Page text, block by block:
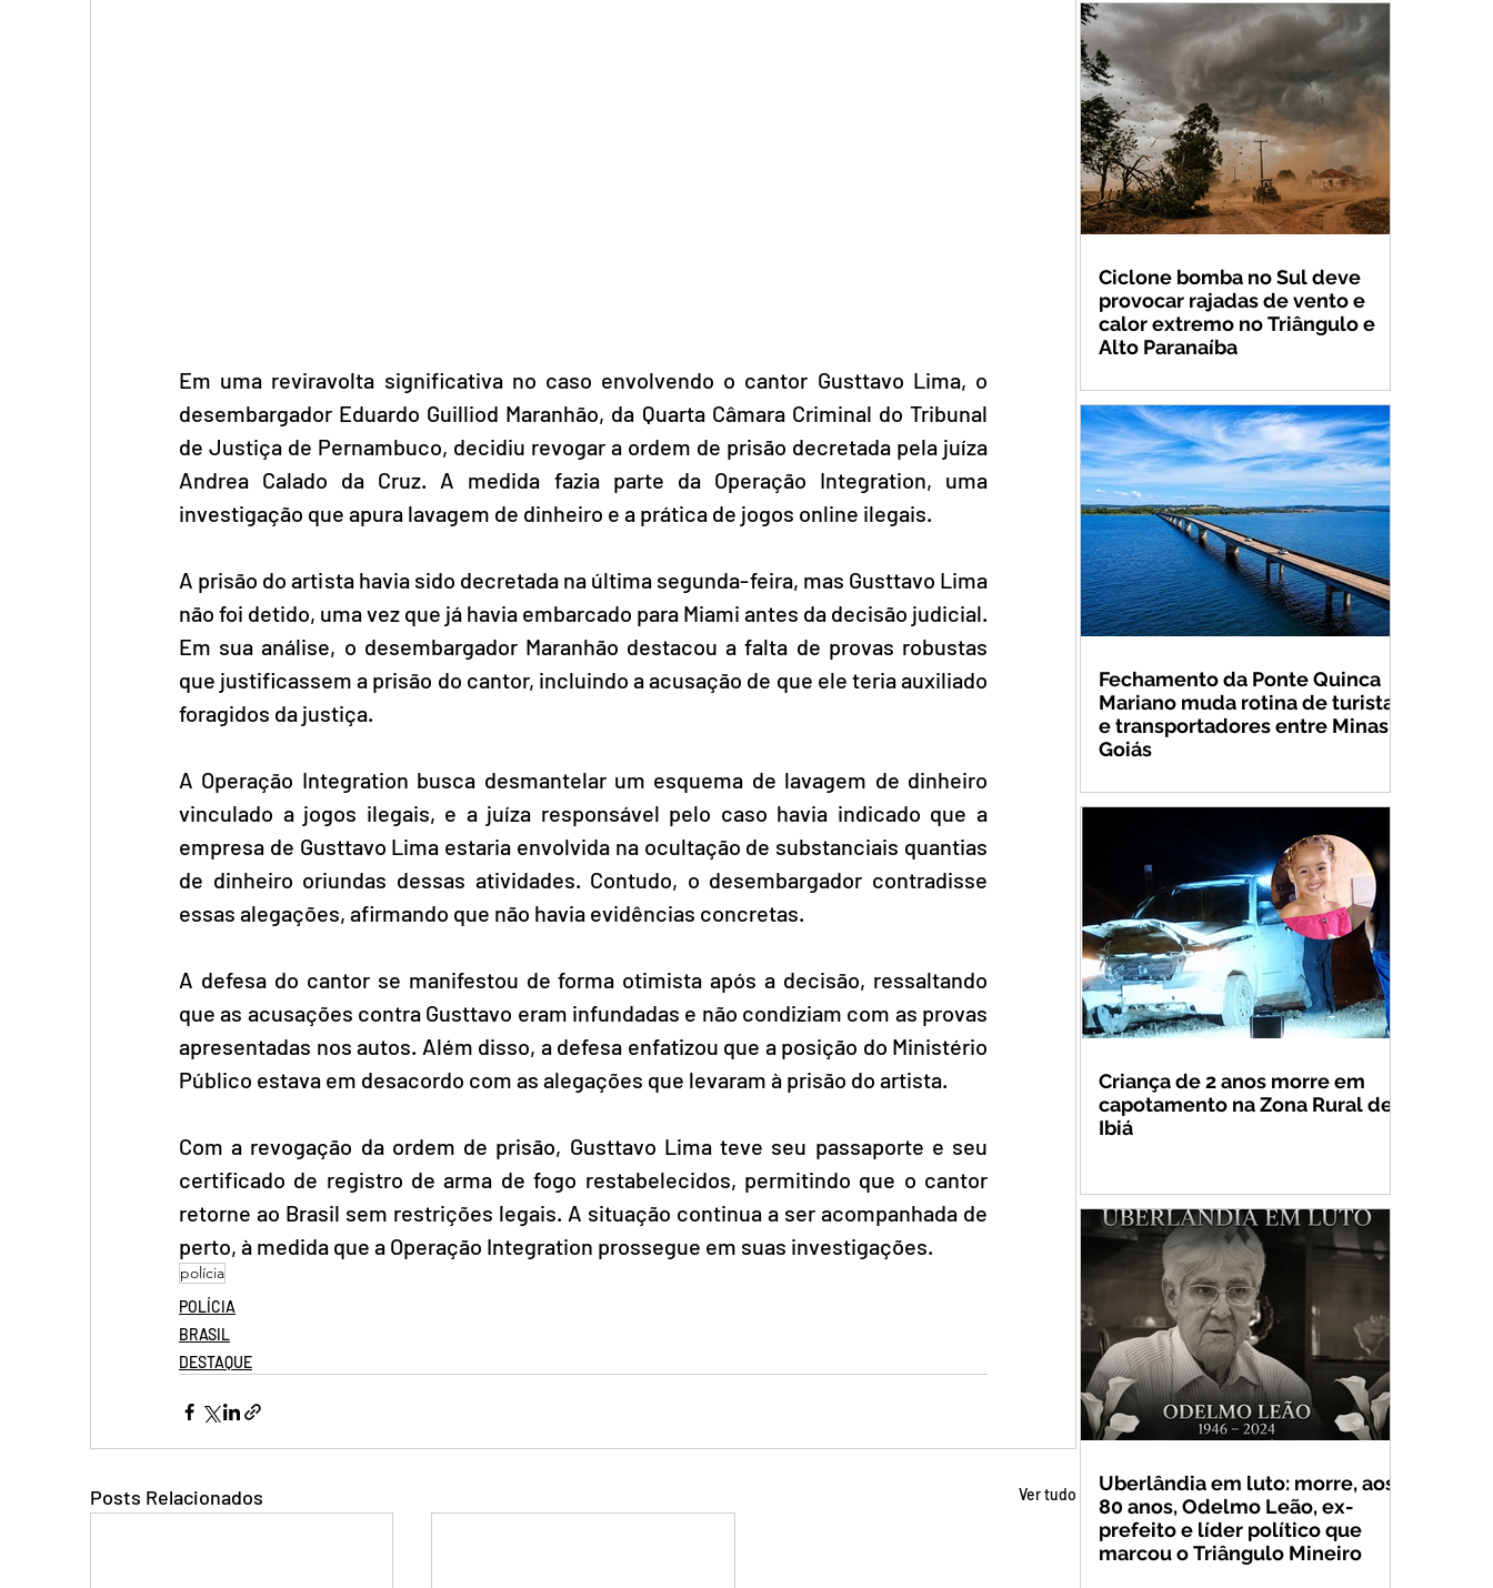
Em uma reviravolta significativa no caso envolvendo o cantor Gusttavo Lima, o
desembargador Eduardo Guilliod Maranhão, da Quarta Câmara Criminal do Tribunal
de Justiça de Pernambuco, decidiu revogar a ordem de prisão decretada pela juíza
Andrea Calado da Cruz. A medida fazia parte da Operação Integration, uma
investigação que apura lavagem de dinheiro e a prática de jogos online ilegais.
A prisão do artista havia sido decretada na última segunda-feira, mas Gusttavo Lima
não foi detido, uma vez que já havia embarcado para Miami antes da decisão judicial.
Em sua análise, o desembargador Maranhão destacou a falta de provas robustas
que justificassem a prisão do cantor, incluindo a acusação de que ele teria auxiliado
foragidos da justiça.
A Operação Integration busca desmantelar um esquema de lavagem de dinheiro
vinculado a jogos ilegais, e a juíza responsável pelo caso havia indicado que a
empresa de Gusttavo Lima estaria envolvida na ocultação de substanciais quantias
de dinheiro oriundas dessas atividades. Contudo, o desembargador contradisse
essas alegações, afirmando que não havia evidências concretas.
A defesa do cantor se manifestou de forma otimista após a decisão, ressaltando
que as acusações contra Gusttavo eram infundadas e não condiziam com as provas
apresentadas nos autos. Além disso, a defesa enfatizou que a posição do Ministério
Público estava em desacordo com as alegações que levaram à prisão do artista.
Com a revogação da ordem de prisão, Gusttavo Lima teve seu passaporte e seu
certificado de registro de arma de fogo restabelecidos, permitindo que o cantor
retorne ao Brasil sem restrições legais. A situação continua a ser acompanhada de
perto, à medida que a Operação Integration prossegue em suas investigações.
polícia
POLÍCIA
BRASIL
DESTAQUE
Posts Relacionados Ver tudo
Ciclone bomba no Sul deve
provocar rajadas de vento e
calor extremo no Triângulo e
Alto Paranaíba
Fechamento da Ponte Quinca
Mariano muda rotina de turistas
e transportadores entre Minas e
Goiás
Criança de 2 anos morre em
capotamento na Zona Rural de
Ibiá
Uberlândia em luto: morre, aos
80 anos, Odelmo Leão, ex-
prefeito e líder político que
marcou o Triângulo Mineiro